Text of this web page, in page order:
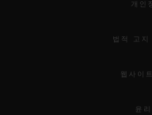
개인
법적 고지
웹사이
윤